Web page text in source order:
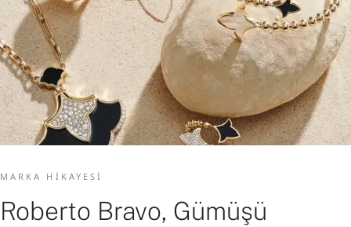
MARKA HIKAYESI
Roberto Bravo, Gümüşü